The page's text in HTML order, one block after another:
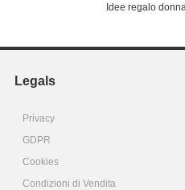
Idee regalo
Legals
Privacy
GDPR
Cookies
Condizioni di Vendita